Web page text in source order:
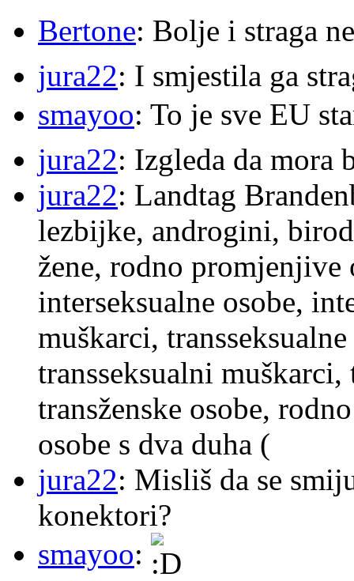
Bertone: Bolje i straga
jura22: I smjestila ga
smayoo: To je sve EU
jura22: Izgleda da mora
jura22: Landtag
lezbijke, androgini,
žene, rodno
interseksualne osobe,
muškarci,
transseksualni muškarci,
transženske osobe,
osobe s dva duha (
jura22: Misliš da se
konektori?
smayoo: